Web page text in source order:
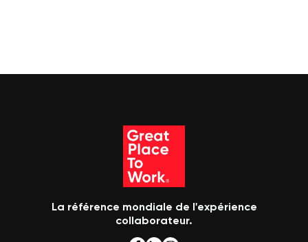
La référence mondiale de l'expérience
collaborateur.